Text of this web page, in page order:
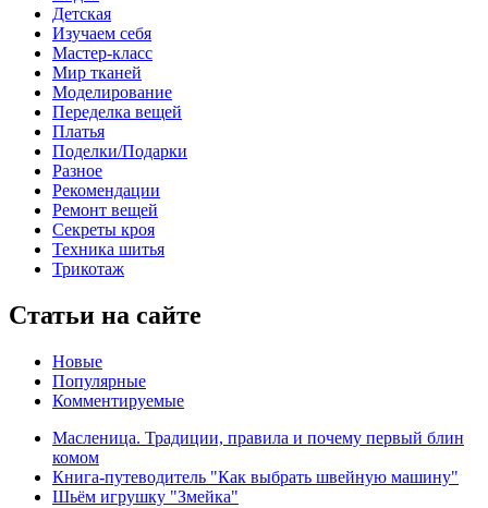
Детская
Изучаем себя
Мастер-класс
Мир тканей
Моделирование
Переделка вещей
Платья
Поделки/Подарки
Разное
Рекомендации
Ремонт вещей
Секреты кроя
Техника шитья
Трикотаж
Статьи на сайте
Новые
Популярные
Комментируемые
Масленица. Традиции, правила и почему первый блин
комом
Книга-путеводитель "Как выбрать швейную машину"
Шьём игрушку "Змейка"